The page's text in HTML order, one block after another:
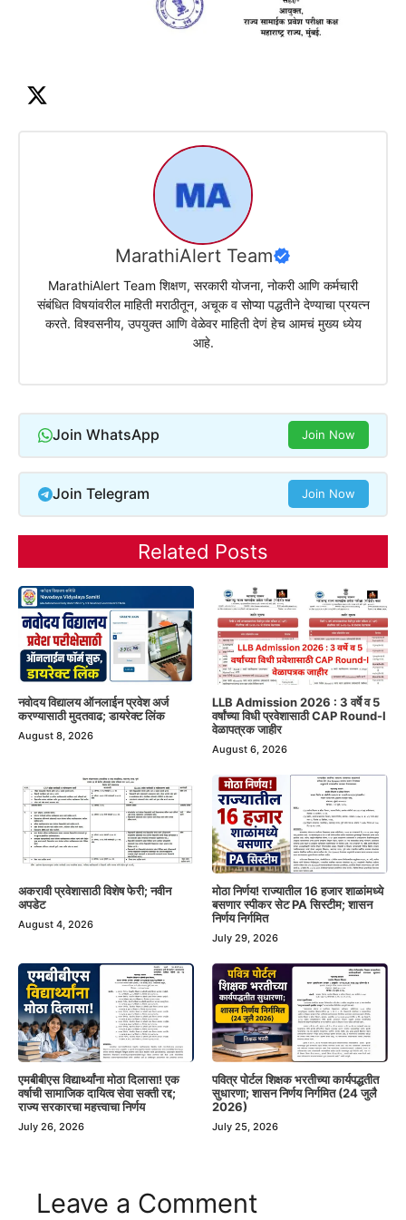
MarathiAlert Team
MarathiAlert Team शिक्षण, सरकारी योजना, नोकरी आणि कर्मचारी
संबंधित विषयांवरील माहिती मराठीतून, अचूक व सोप्या पद्धतीने देण्याचा प्रयत्न
करते. विश्वसनीय, उपयुक्त आणि वेळेवर माहिती देणं हेच आमचं मुख्य ध्येय
आहे.
Join WhatsApp Join Now
Join Telegram Join Now
Related Posts
नवोदय विद्यालय ऑनलाईन प्रवेश अर्ज
करण्यासाठी मुदतवाढ; डायरेक्ट लिंक
August 8, 2026
LLB Admission 2026 : 3 वर्षे व 5
वर्षांच्या विधी प्रवेशासाठी CAP Round-I
वेळापत्रक जाहीर
August 6, 2026
अकरावी प्रवेशासाठी विशेष फेरी; नवीन
अपडेट
August 4, 2026
मोठा निर्णय! राज्यातील 16 हजार शाळांमध्ये
बसणार स्पीकर सेट PA सिस्टीम; शासन
निर्णय निर्गमित
July 29, 2026
एमबीबीएस विद्यार्थ्यांना मोठा दिलासा! एक
वर्षाची सामाजिक दायित्व सेवा सक्ती रद्द;
राज्य सरकारचा महत्त्वाचा निर्णय
July 26, 2026
पवित्र पोर्टल शिक्षक भरतीच्या कार्यपद्धतीत
सुधारणा; शासन निर्णय निर्गमित (24 जुलै
2026)
July 25, 2026
Leave a Comment